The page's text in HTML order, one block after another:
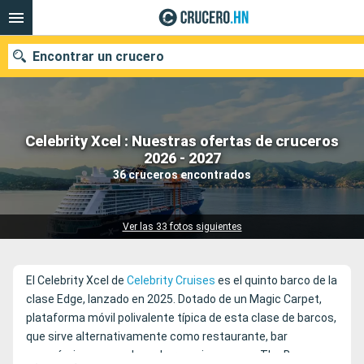
Celebrity Xcel : Nuestras ofertas de cruceros
2026 - 2027
36 cruceros encontrados
Ver las 33 fotos siguientes
Encontrar un crucero
Nuestros destinos
Fecha de salida
Puertos
El Celebrity Xcel de Celebrity Cruises es el quinto barco de la
clase Edge, lanzado en 2025. Dotado de un Magic Carpet,
plataforma móvil polivalente típica de esta clase de barcos,
que sirve alternativamente como restaurante, bar
panorámico y zona de embarque, innova con The Bazaar, un